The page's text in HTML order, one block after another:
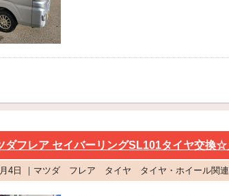
フレア セイバーリングSL101タイヤ交換☆
月4日 ｜マツダ フレア タイヤ タイヤ・ホイール関連